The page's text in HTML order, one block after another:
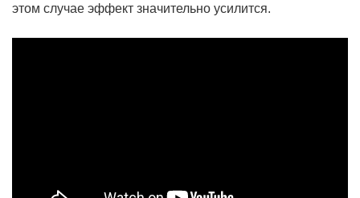
этом случае эффект значительно усилится.